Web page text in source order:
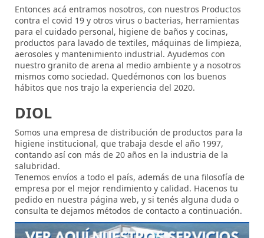
Entonces acá entramos nosotros, con nuestros Productos
contra el covid 19 y otros virus o bacterias, herramientas
para el cuidado personal, higiene de baños y cocinas,
productos para lavado de textiles, máquinas de limpieza,
aerosoles y mantenimiento industrial. Ayudemos con
nuestro granito de arena al medio ambiente y a nosotros
mismos como sociedad. Quedémonos con los buenos
hábitos que nos trajo la experiencia del 2020.
DIOL
Somos una empresa de distribución de productos para la
higiene institucional, que trabaja desde el año 1997,
contando así con más de 20 años en la industria de la
salubridad.
Tenemos envíos a todo el país, además de una filosofía de
empresa por el mejor rendimiento y calidad. Hacenos tu
pedido en nuestra página web, y si tenés alguna duda o
consulta te dejamos métodos de contacto a continuación.